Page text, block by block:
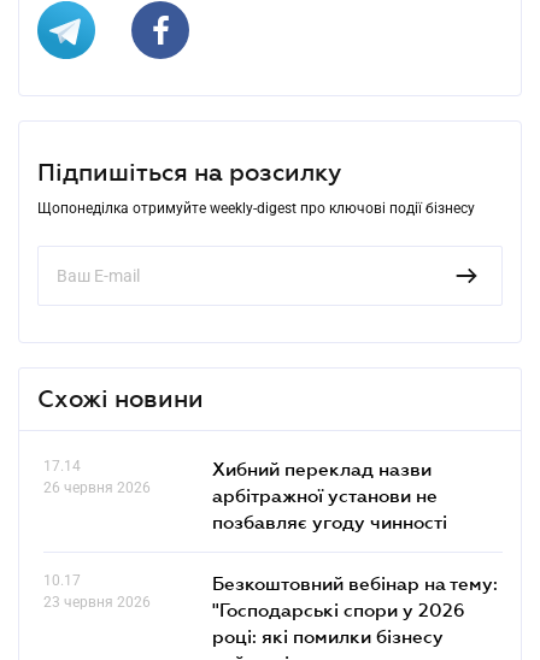
Підпишіться на розсилку
Щопонеділка отримуйте weekly-digest про ключові події бізнесу
Схожі новини
17.14
26 червня 2026
Хибний переклад назви
арбітражної установи не
позбавляє угоду чинності
10.17
23 червня 2026
Безкоштовний вебінар на тему:
"Господарські спори у 2026
році: які помилки бізнесу